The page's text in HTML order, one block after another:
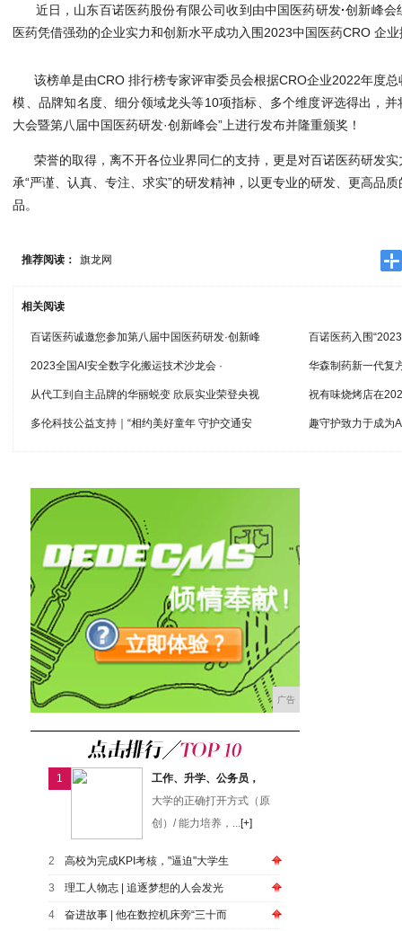
近日，山东百诺医药股份有限公司收到由中国医药研发·创新峰会
医药凭借强劲的企业实力和创新水平成功入围2023中国医药CRO 企
该榜单是由CRO 排行榜专家评审委员会根据CRO企业2022年度
模、品牌知名度、细分领域龙头等10项指标、多个维度评选得出，
大会暨第八届中国医药研发·创新峰会”上进行发布并隆重颁奖！
荣誉的取得，离不开各位业界同仁的支持，更是对百诺医药研发
承“严谨、认真、专注、求实”的研发精神，以更专业的研发、更高品
品。
推荐阅读： 旗龙网
相关阅读
百诺医药诚邀您参加第八届中国医药研发·创新峰 百诺医药入围
2023全国AI安全数字化搬运技术沙龙会 · 华森制药新一代
从代工到自主品牌的华丽蜕变 欣辰实业荣登央视 祝有味烧烤店在
多伦科技公益支持｜“相约美好童年 守护交通安 趣守护致力于成为
广告
1
工作、升学、公务员，
大学的正确打开方式（原
创）/ 能力培养，...[+]
2 高校为完成KPI考核，"逼迫"大学生
3 ​理工人物志 | 追逐梦想的人会发光
4 奋进故事 | 他在数控机床旁“三十而